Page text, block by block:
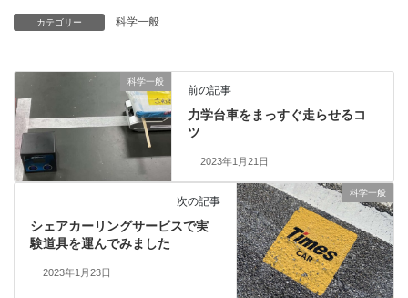
カテゴリー 科学一般
科学一般
前の記事
力学台車をまっすぐ走らせるコ
ツ
2023年1月21日
科学一般
次の記事
シェアカーリングサービスで実
験道具を運んでみました
2023年1月23日